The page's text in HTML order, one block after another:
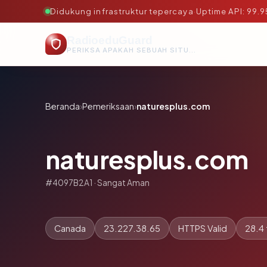
Didukung infrastruktur tepercaya·Uptime API:
PERIKSA APAKAH SEBUAH SITUS AMAN, TEPERCAYA, DAN TERVERIFIKASI DALAM HITUNGAN DETIK.
Beranda›Pemeriksaan›naturesplus.com
naturesplus.com
#4097B2A1 · Sangat Aman
Canada 23.227.38.65 HTTPS Valid 28.4